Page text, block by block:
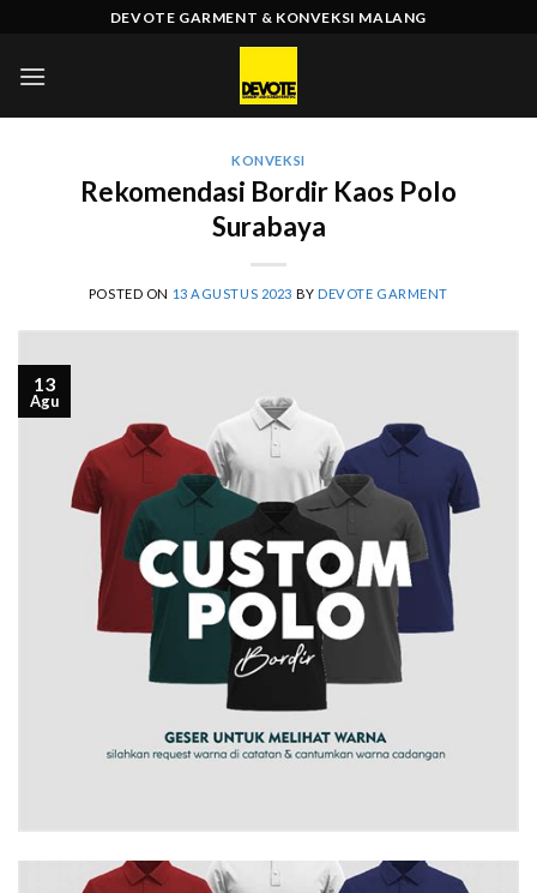
content
DEVOTE GARMENT & KONVEKSI MALANG
KONVEKSI
Rekomendasi Bordir Kaos Polo
Surabaya
POSTED ON 13 AGUSTUS 2023 BYDEVOTE GARMENT
13
Agu